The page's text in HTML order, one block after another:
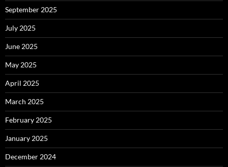
September 2025
July 2025
June 2025
May 2025
April 2025
March 2025
February 2025
January 2025
December 2024